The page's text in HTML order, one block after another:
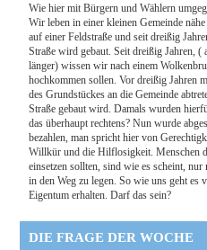
Wie hier mit Bürgern und Wählern
Wir leben in einer kleinen Gemeinde
auf einer Feldstraße und seit dreißig
Straße wird gebaut. Seit dreißig Jahren,
länger) wissen wir nach einem
hochkommen sollen. Vor dreißig Jahren
des Grundstückes an die Gemeinde
Straße gebaut wird. Damals wurden
das überhaupt rechtens? Nun wurde
bezahlen, man spricht hier von
Willkür und die Hilflosigkeit. Menschen
einsetzen sollten, sind wie es scheint,
in den Weg zu legen. So wie uns geht es
Eigentum erhalten. Darf das sein?
DIE FRAGE DER WOCHE